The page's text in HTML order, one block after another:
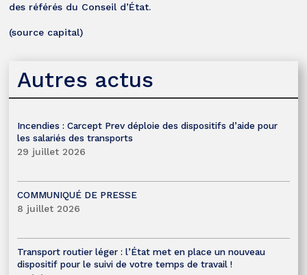
des référés du Conseil d’État.
(source capital)
Autres actus
Incendies : Carcept Prev déploie des dispositifs d’aide pour
les salariés des transports
29 juillet 2026
COMMUNIQUÉ DE PRESSE
8 juillet 2026
Transport routier léger : l’État met en place un nouveau
dispositif pour le suivi de votre temps de travail !